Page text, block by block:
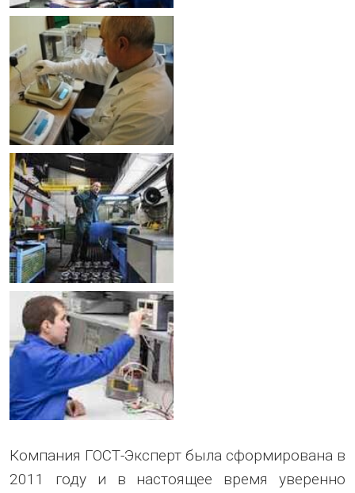
Компания ГОСТ-Эксперт была сформирована в
2011 году и в настоящее время уверенно